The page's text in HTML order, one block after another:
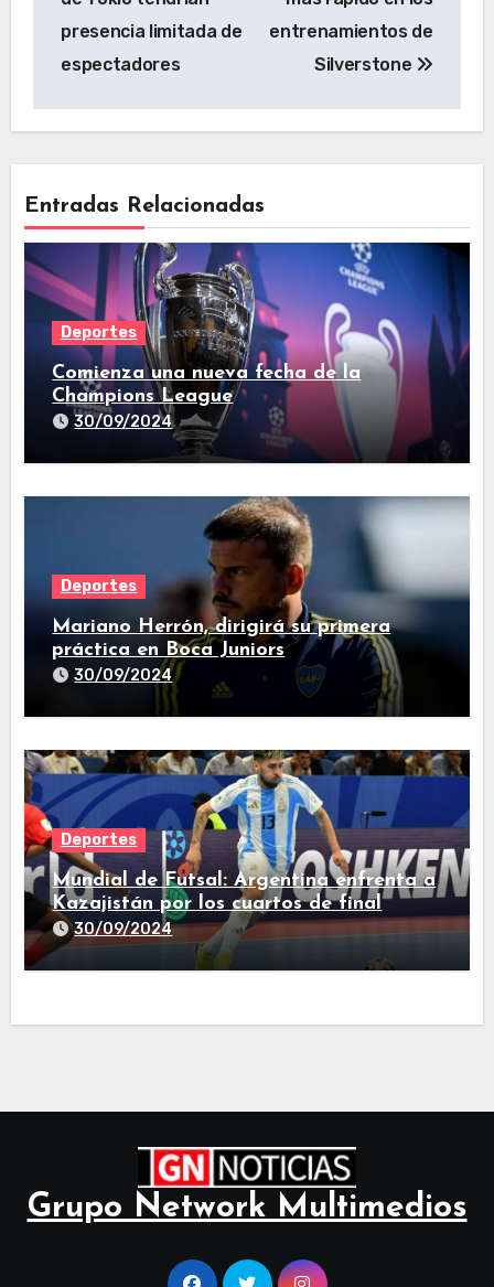
presencia limitada de
espectadores
entrenamientos de
Silverstone
Entradas Relacionadas
Deportes
Comienza una nueva fecha de la
Champions League
30/09/2024
Deportes
Mariano Herrón, dirigirá su primera
práctica en Boca Juniors
30/09/2024
Deportes
Mundial de Futsal: Argentina enfrenta a
Kazajistán por los cuartos de final
30/09/2024
Grupo Network Multimedios